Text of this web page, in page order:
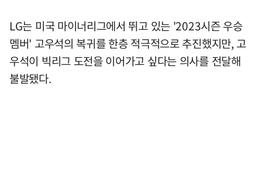
LG는 미국 마이너리그에서 뛰고 있는 '2023시즌 우승
멤버' 고우석의 복귀를 한층 적극적으로 추진했지만, 고
우석이 빅리그 도전을 이어가고 싶다는 의사를 전달해
불발됐다.